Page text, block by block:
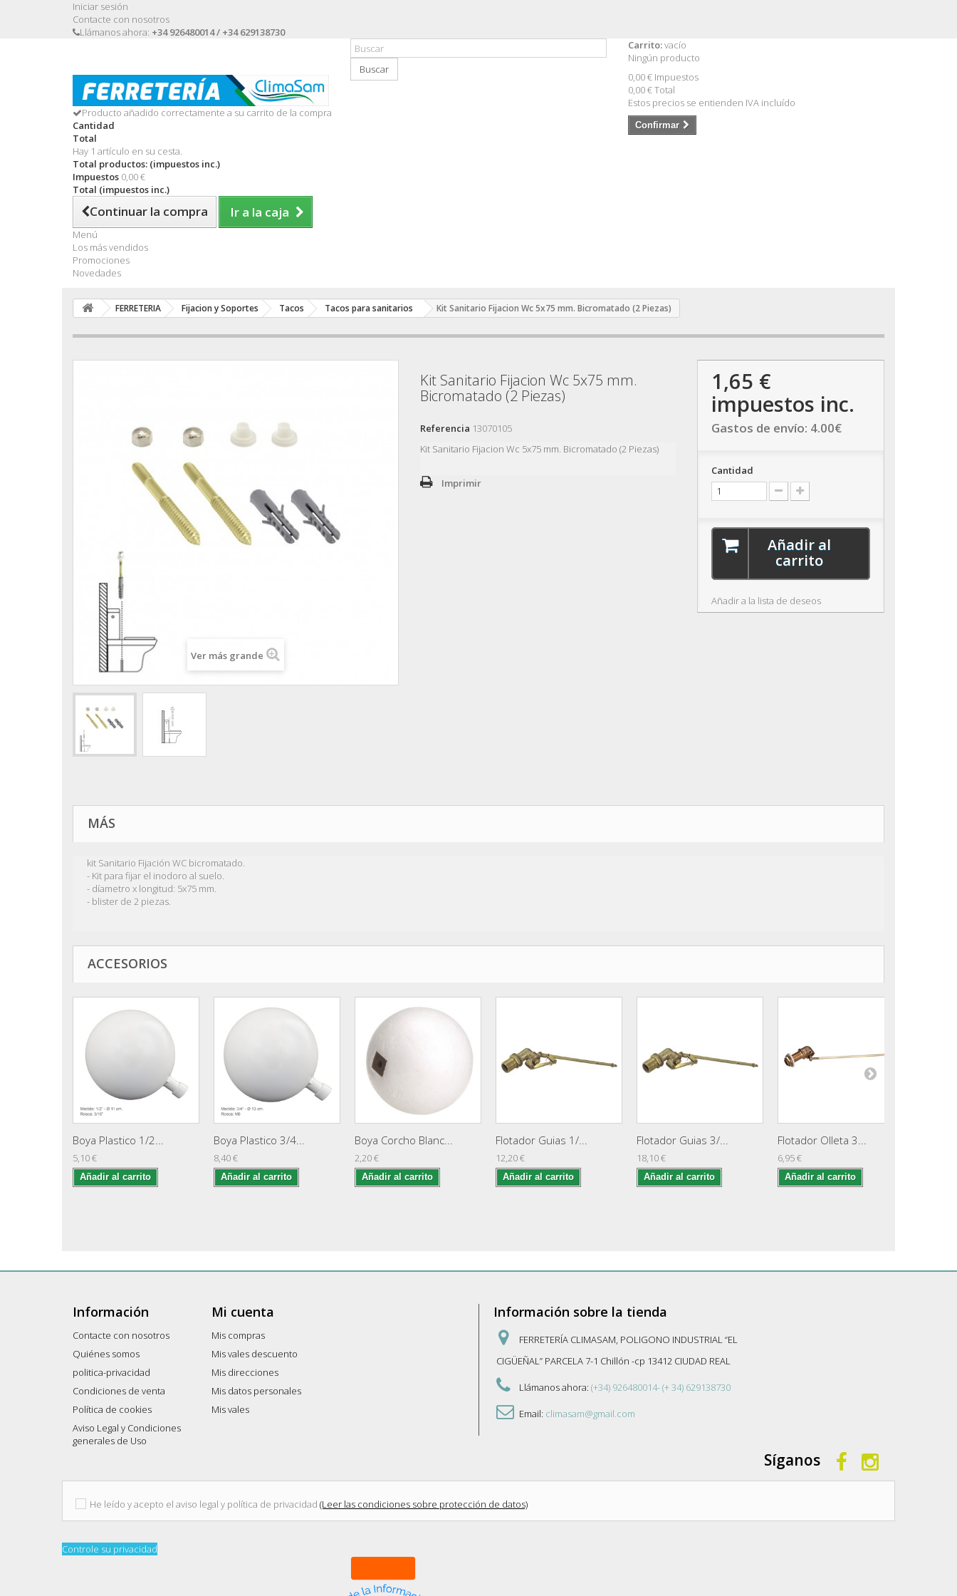
Iniciar sesión
Contacte con nosotros
Llámanos ahora: +34 926480014 / +34 629138730
Buscar
Carrito:vacío
Ningún producto
0,00 € Impuestos
0,00 €Total
Estos precios se entienden IVA incluído
Confirmar
Producto añadido correctamente a su carrito de la compra
Cantidad
Total
Hay 1 artículo en su cesta.
Total productos: (impuestos inc.)
Impuestos 0,00 €
Total (impuestos inc.)
Continuar la compra Ir a la caja
Menú
Los más vendidos
Promociones
Novedades
FERRETERIA Fijacion y Soportes Tacos Tacos para sanitarios Kit Sanitario Fijacion Wc 5x75 mm. Bicromatado (2 Piezas)
Ver más grande
Kit Sanitario Fijacion Wc 5x75 mm.
Bicromatado (2 Piezas)
Referencia 13070105
Kit Sanitario Fijacion Wc 5x75 mm. Bicromatado (2 Piezas)
Imprimir
1,65 €
impuestos inc.
Gastos de envío: 4.00€
Cantidad
Añadir al
carrito
Añadir a la lista de deseos
MÁS
kit Sanitario Fijación WC bicromatado.
- Kit para fijar el inodoro al suelo.
- díametro x longitud: 5x75 mm.
- blister de 2 piezas.
ACCESORIOS
Boya Plastico 1/2...
5,10 €
Añadir al carrito
Boya Plastico 3/4...
8,40 €
Añadir al carrito
Boya Corcho Blanc...
2,20 €
Añadir al carrito
Flotador Guias 1/...
12,20 €
Añadir al carrito
Flotador Guias 3/...
18,10 €
Añadir al carrito
Flotador Olleta 3...
6,95 €
Añadir al carrito
Información
Contacte con nosotros
Quiénes somos
politica-privacidad
Condiciones de venta
Política de cookies
Aviso Legal y Condiciones
generales de Uso
Mi cuenta
Mis compras
Mis vales descuento
Mis direcciones
Mis datos personales
Mis vales
Información sobre la tienda
FERRETERÍA CLIMASAM, POLIGONO INDUSTRIAL “EL
CIGÜEÑAL” PARCELA 7-1 Chillón -cp 13412 CIUDAD REAL
Llámanos ahora: (+34) 926480014- (+ 34) 629138730
Email: climasam@gmail.com
Síganos
He leído y acepto el aviso legal y política de privacidad (Leer las condiciones sobre protección de datos)
Controle su privacidad